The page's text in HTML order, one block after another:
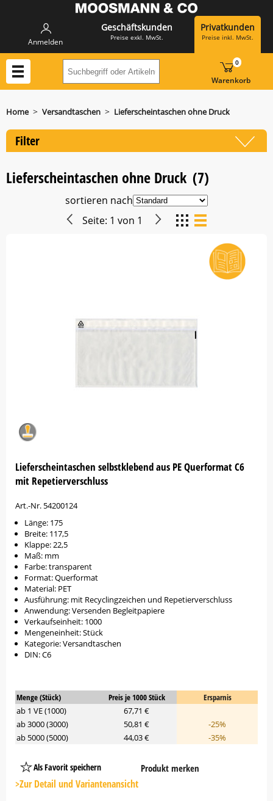
Anmelden
Geschäftskunden
Preise exkl. MwSt.
Privatkunden
Preise inkl. MwSt.
Suchbegriff oder Artikelnummer hier
Warenkorb
0
Home > Versandtaschen > Lieferscheintaschen ohne Druck
Filter
Lieferscheintaschen ohne Druck (7)
sortieren nach
Seite: 1 von 1
Lieferscheintaschen selbstklebend aus PE Querformat C6
mit Repetierverschluss
Art.-Nr. 54200124
Länge: 175
Breite: 117,5
Klappe: 22,5
Maß: mm
Farbe: transparent
Format: Querformat
Material: PET
Ausführung: mit Recyclingzeichen und Repetierverschluss
Anwendung: Versenden Begleitpapiere
Verkaufseinheit: 1000
Mengeneinheit: Stück
Kategorie: Versandtaschen
DIN: C6
Menge (Stück) Preis je 1000 Stück
Ersparnis
ab 1 VE (1000)
67,71 €
ab 3000 (3000)
50,81 €
-25%
ab 5000 (5000)
44,03 € -35%
Als Favorit speichern
Platzhalter
Button
Produkt merken
>Zur Detail und Variantenansicht